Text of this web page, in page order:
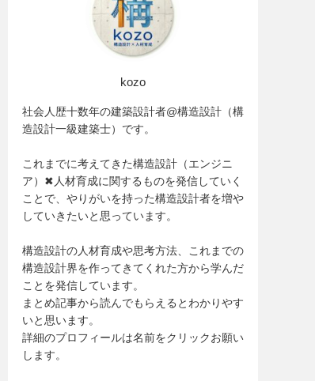
kozo
社会人歴十数年の建築設計者@構造設計（構
造設計一級建築士）です。
これまでに考えてきた構造設計（エンジニ
ア）✖人材育成に関するものを発信していく
ことで、やりがいを持った構造設計者を増や
していきたいと思っています。
構造設計の人材育成や思考方法、これまでの
構造設計界を作ってきてくれた方から学んだ
ことを発信しています。
まとめ記事から読んでもらえるとわかりやす
いと思います。
詳細のプロフィールは名前をクリックお願い
します。